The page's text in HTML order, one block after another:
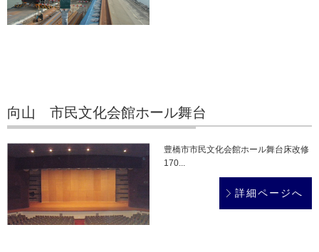
向山 市民文化会館ホール舞台
豊橋市市民文化会館ホール舞台床改修
170...
詳細ページへ